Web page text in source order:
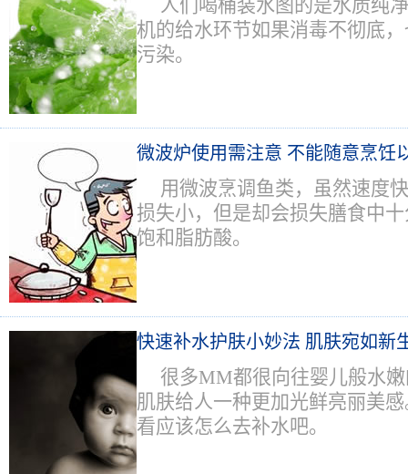
人们喝桶装水图的是水质纯
机的给水环节如果消毒不彻底
污染。
微波炉使用需注意 不能随意烹饪
用微波烹调鱼类，虽然速度
损失小，但是却会损失膳食中十
饱和脂肪酸。
快速补水护肤小妙法 肌肤宛如新
很多MM都很向往婴儿般水
肌肤给人一种更加光鲜亮丽美
看应该怎么去补水吧。